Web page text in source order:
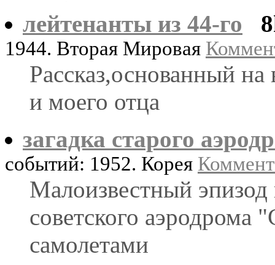
лейтенанты из 44-го
1944. Вторая Мировая
Рассказ,основанный
и моего отца
загадка старого
событий: 1952. Корея
Малоизвестный
советского аэродрома
самолетами